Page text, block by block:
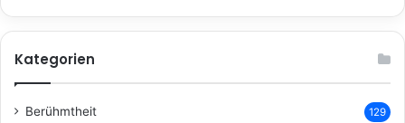
Kategorien
Berühmtheit 129